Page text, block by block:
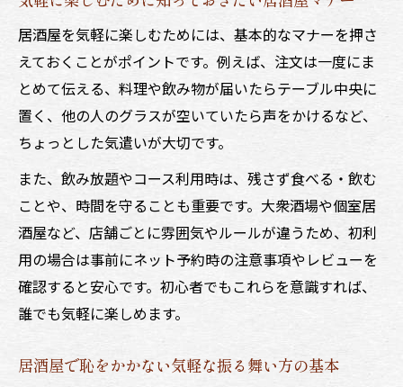
居酒屋を気軽に楽しむためには、基本的なマナーを押さ
えておくことがポイントです。例えば、注文は一度にま
とめて伝える、料理や飲み物が届いたらテーブル中央に
置く、他の人のグラスが空いていたら声をかけるなど、
ちょっとした気遣いが大切です。
また、飲み放題やコース利用時は、残さず食べる・飲む
ことや、時間を守ることも重要です。大衆酒場や個室居
酒屋など、店舗ごとに雰囲気やルールが違うため、初利
用の場合は事前にネット予約時の注意事項やレビューを
確認すると安心です。初心者でもこれらを意識すれば、
誰でも気軽に楽しめます。
居酒屋で恥をかかない気軽な振る舞い方の基本